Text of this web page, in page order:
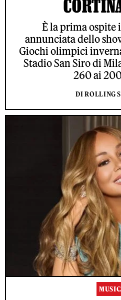
È la prima ospite
annunciata dello
Giochi olimpici
Stadio San Siro di
260 ai
DI ROLLING